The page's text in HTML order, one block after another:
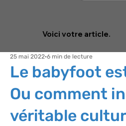
Voici votre article.
Le babyfoot
Ou comment
véritable
25 mai 2022 6 min de lecture